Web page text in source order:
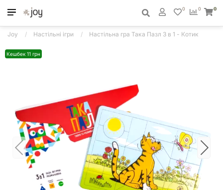
0
0 0
Joy Настільні ігри Настільна гра Така Пазл 3 в 1 - Котик
Кешбек 11 грн